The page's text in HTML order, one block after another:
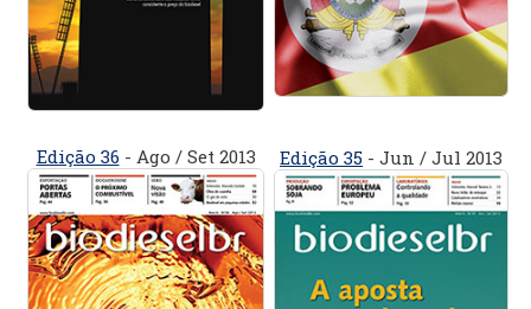
Edição 36- Ago / Set 2013 Edição 35 - Jun / Jul 2013